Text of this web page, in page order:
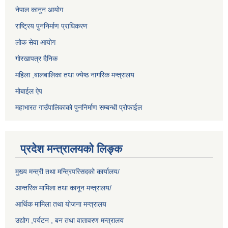
नेपाल कानुन आयोग
राष्ट्रिय पुननिर्माण प्राधिकरण
लोक सेवा आयोग
गोरखापत्र दैनिक
महिला ,बालबालिका तथा ज्येष्ठ नागरिक मन्त्रालय
मोबाईल ऐप
महाभारत गाउँपालिकाको पुननिर्माण सम्बन्धी प्रोफाईल
प्रदेश मन्त्रालयको लिङ्क
मुख्य मन्त्री तथा मन्त्रिपरिसदको कार्यालय/
आन्तरिक मामिला तथा कानून मन्त्रालय/
आर्थिक मामिला तथा योजना मन्त्रालय
उद्योग ,पर्यटन , बन तथा वातावरण मन्त्रालय